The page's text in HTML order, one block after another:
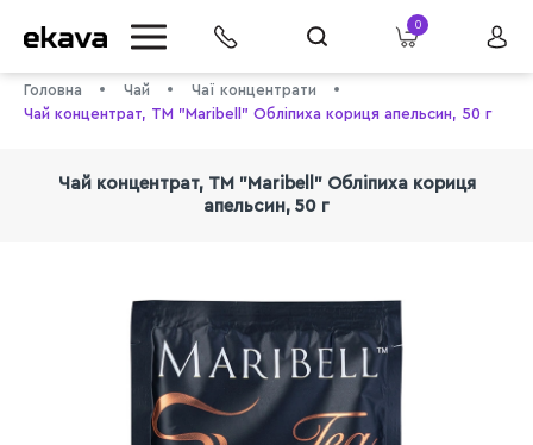
info@ekava.com.ua
0
Головна Чай
Чаї концентрати
Чай концентрат, ТМ "Maribell" Обліпиха кориця апельсин, 50 г
Чай концентрат, ТМ "Maribell" Обліпиха кориця
апельсин, 50 г